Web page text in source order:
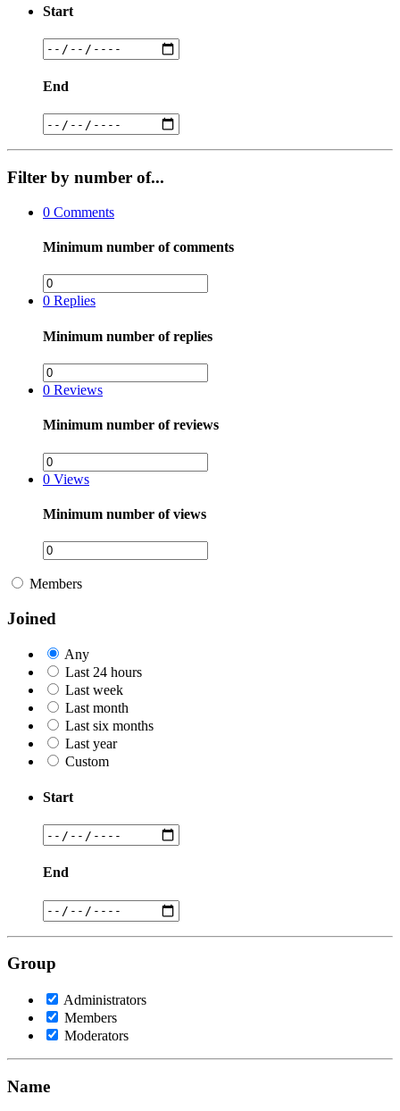
Start
End
Filter by number of...
0 Comments
Minimum number of comments
0 Replies
Minimum number of replies
0 Reviews
Minimum number of reviews
0 Views
Minimum number of views
Members
Joined
Any
Last 24 hours
Last week
Last month
Last six months
Last year
Custom
Start
End
Group
Administrators
Members
Moderators
Name